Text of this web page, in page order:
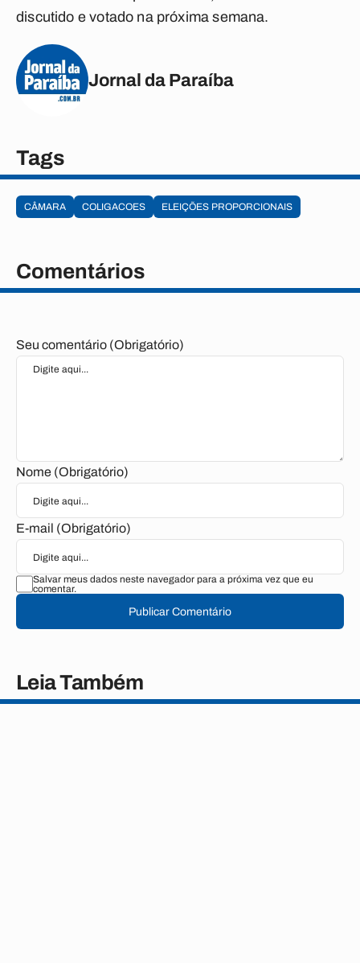
discutido e votado na próxima semana.
Jornal da Paraíba
Tags
CÂMARA COLIGACOES ELEIÇÕES PROPORCIONAIS
Comentários
Seu comentário (Obrigatório)
Nome (Obrigatório)
E-mail (Obrigatório)
Salvar meus dados neste navegador para a próxima vez que eu
comentar.
Publicar Comentário
Leia Também